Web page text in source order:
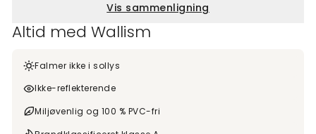
Vis sammenligning
Altid med Wallism
Falmer ikke i sollys
Ikke-reflekterende
Miljøvenlig og 100 % PVC-fri